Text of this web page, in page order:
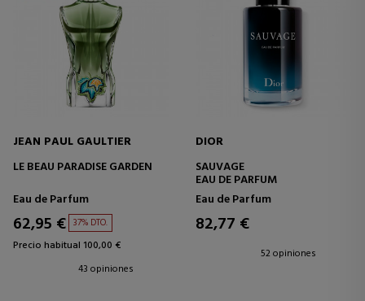
JEAN PAUL GAULTIER
LE BEAU PARADISE GARDEN
Eau de Parfum
62,95 € 37% DTO.
Precio habitual 100,00 €
43 opiniones
DIOR
SAUVAGE
EAU DE PARFUM
Eau de Parfum
82,77 €
52 opiniones